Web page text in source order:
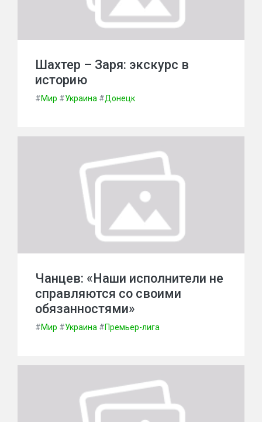
Шахтер – Заря: экскурс в
историю
#Мир #Украина #Донецк
Чанцев: «Наши исполнители не
справляются со своими
обязанностями»
#Мир #Украина #Премьер-лига